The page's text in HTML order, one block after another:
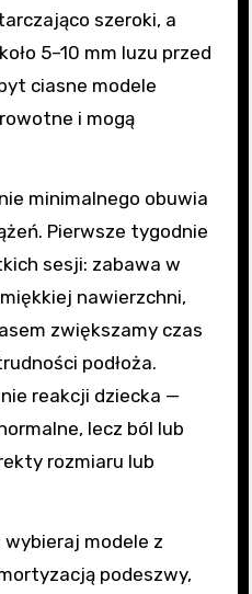
szeroki, a
5–10 mm luzu przed
ciasne modele
i mogą
minimalnego obuwia
Pierwsze tygodnie
sesji: zabawa w
nawierzchni,
zwiększamy czas
podłoża.
reakcji dziecka —
lecz ból lub
rozmiaru lub
modele z
podeszwy,